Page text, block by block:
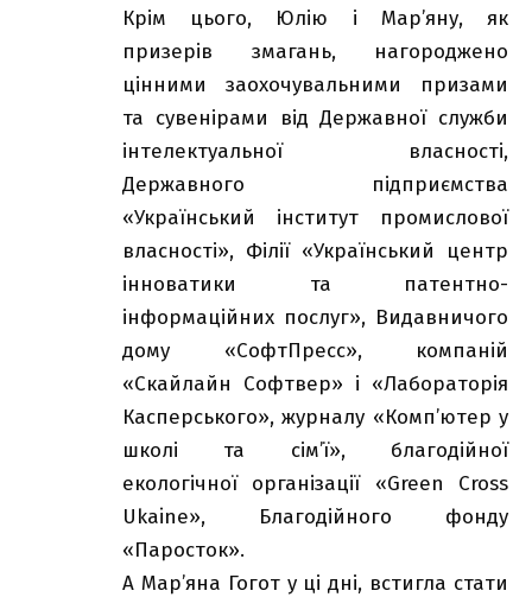
Крім цього, Юлію і Мар’яну, як
призерів змагань, нагороджено
цінними заохочувальними призами
та сувенірами від Державної служби
інтелектуальної власності,
Державного підприємства
«Український інститут промислової
власності», Філії «Український центр
інноватики та патентно-
інформаційних послуг», Видавничого
дому «СофтПресс», компаній
«Скайлайн Софтвер» і «Лабораторія
Касперського», журналу «Комп’ютер у
школі та сім’ї», благодійної
екологічної організації «Green Cross
Ukaine», Благодійного фонду
«Паросток».
А Мар’яна Гогот у ці дні, встигла стати